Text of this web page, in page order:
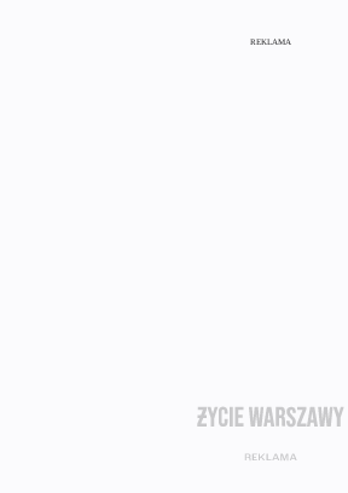
REKLAMA